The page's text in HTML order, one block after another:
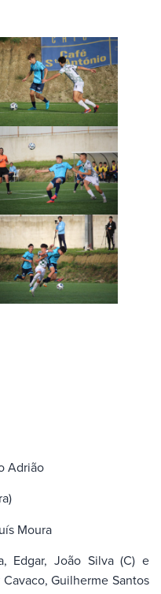
Adrião
Moura
Edgar, João Silva (C) e
Guilherme Santos